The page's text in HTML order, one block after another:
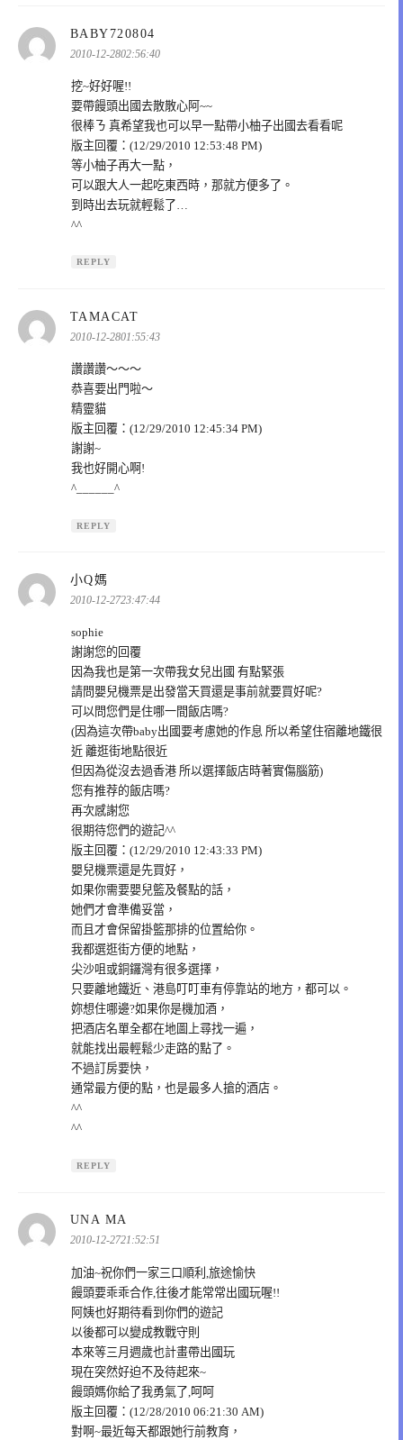
BABY720804
示:
2010-12-2802:56:40
挖~好好喔!!
要帶饅頭出國去散散心阿~~
很棒ㄋ 真希望我也可以早一點帶小柚子出國去看看呢
版主回覆：(12/29/2010 12:53:48 PM)
等小柚子再大一點，
可以跟大人一起吃東西時，那就方便多了。
到時出去玩就輕鬆了…
^^
REPLY
TAMACAT
示:
2010-12-2801:55:43
讚讚讚～～～
恭喜要出門啦～
精靈貓
版主回覆：(12/29/2010 12:45:34 PM)
謝謝~
我也好開心啊!
^______^
REPLY
小Q媽
示:
2010-12-2723:47:44
sophie
謝謝您的回覆
因為我也是第一次帶我女兒出國 有點緊張
請問嬰兒機票是出發當天買還是事前就要買好呢?
可以問您們是住哪一間飯店嗎?
(因為這次帶baby出國要考慮她的作息 所以希望住宿離地鐵很
近 離逛街地點很近
但因為從沒去過香港 所以選擇飯店時著實傷腦筋)
您有推荐的飯店嗎?
再次感謝您
很期待您們的遊記^^
版主回覆：(12/29/2010 12:43:33 PM)
嬰兒機票還是先買好，
如果你需要嬰兒籃及餐點的話，
她們才會準備妥當，
而且才會保留掛籃那排的位置給你。
我都選逛街方便的地點，
尖沙咀或銅鑼灣有很多選擇，
只要離地鐵近、港島叮叮車有停靠站的地方，都可以。
妳想住哪邊?如果你是機加酒，
把酒店名單全都在地圖上尋找一遍，
就能找出最輕鬆少走路的點了。
不過訂房要快，
通常最方便的點，也是最多人搶的酒店。
^^
^^
REPLY
UNA MA
示:
2010-12-2721:52:51
加油~祝你們一家三口順利,旅途愉快
饅頭要乖乖合作,往後才能常常出國玩喔!!
阿姨也好期待看到你們的遊記
以後都可以變成教戰守則
本來等三月週歲也計畫帶出國玩
現在突然好迫不及待起來~
饅頭媽你給了我勇氣了,呵呵
版主回覆：(12/28/2010 06:21:30 AM)
對啊~最近每天都跟她行前教育，